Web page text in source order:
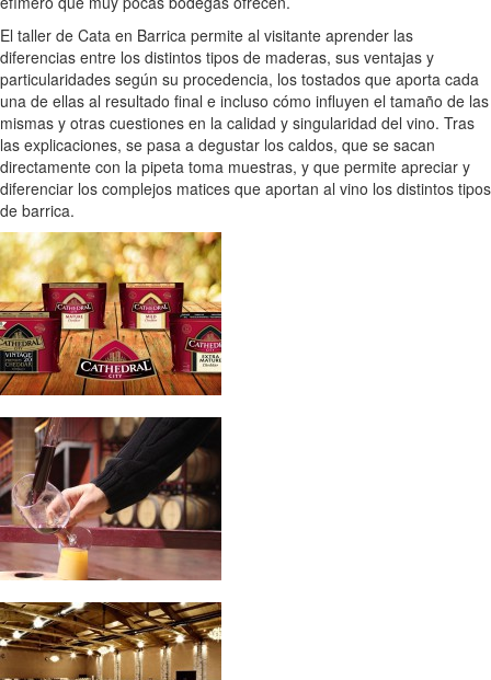
El taller de Cata en Barrica permite al visitante aprender las
diferencias entre los distintos tipos de maderas, sus ventajas y
particularidades según su procedencia, los tostados que aporta cada
una de ellas al resultado final e incluso cómo influyen el tamaño de las
mismas y otras cuestiones en la calidad y singularidad del vino. Tras
las explicaciones, se pasa a degustar los caldos, que se sacan
directamente con la pipeta toma muestras, y que permite apreciar y
diferenciar los complejos matices que aportan al vino los distintos tipos
de barrica.